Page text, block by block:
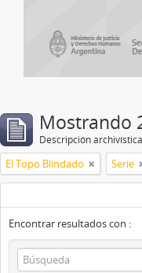
Mostrando
Descripción archivística
El Topo Blindado Serie
Encontrar resultados con :